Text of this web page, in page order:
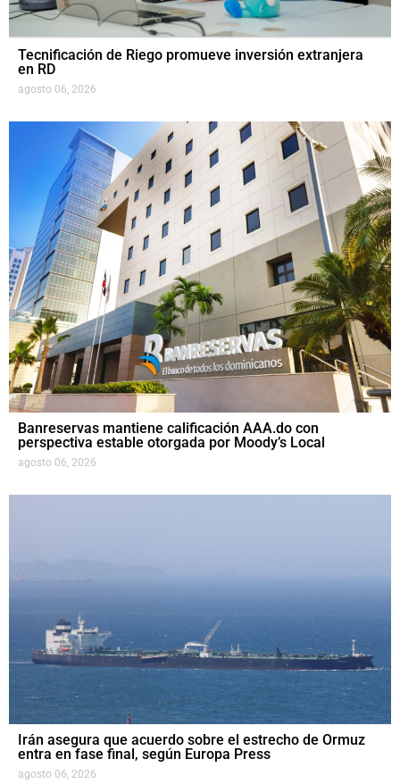
Tecnificación de Riego promueve inversión extranjera
en RD
agosto 06, 2026
Banreservas mantiene calificación AAA.do con
perspectiva estable otorgada por Moody’s Local
agosto 06, 2026
Irán asegura que acuerdo sobre el estrecho de Ormuz
entra en fase final, según Europa Press
agosto 06, 2026